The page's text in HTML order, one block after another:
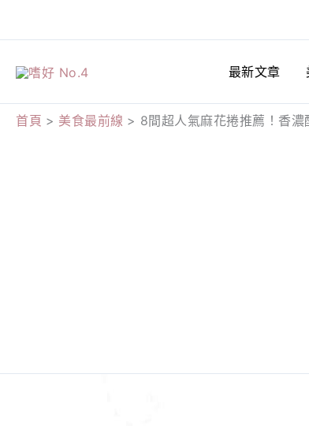
至
最新文章
首頁 美食最前線 8間超人氣麻花捲推薦！香濃